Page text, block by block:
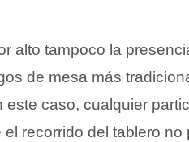
alto tampoco la
de mesa más
este caso, cualquier
recorrido del tablero no